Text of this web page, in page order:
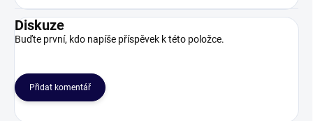
Diskuze
Buďte první, kdo napíše příspěvek k této položce.
Přidat komentář